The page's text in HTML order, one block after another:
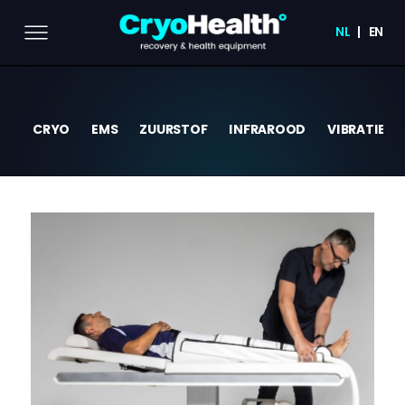
NL EN
CRYO EMS ZUURSTOF INFRAROOD VIBRATIE